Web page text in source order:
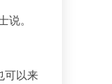
。
可以来